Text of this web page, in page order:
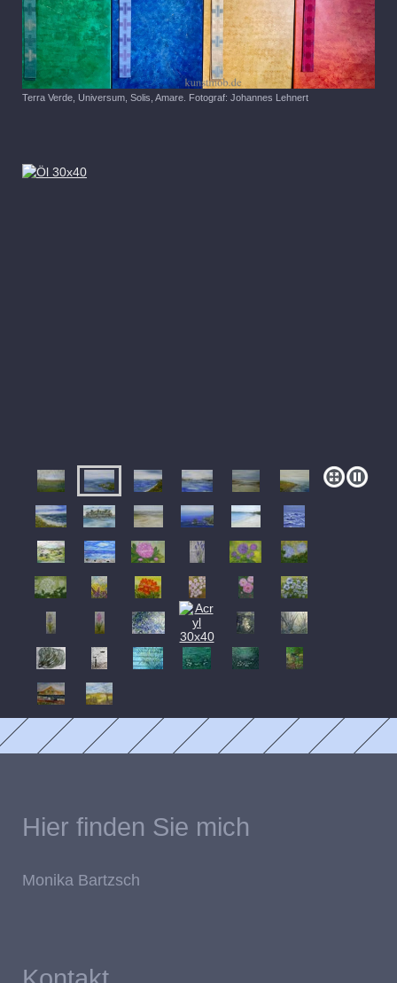
Terra Verde, Universum, Solis, Amare. Fotograf: Johannes Lehnert
Hier finden Sie mich
Monika Bartzsch